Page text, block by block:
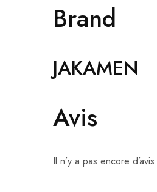
Brand
JAKAMEN
Avis
Il n’y a pas encore d’avis.